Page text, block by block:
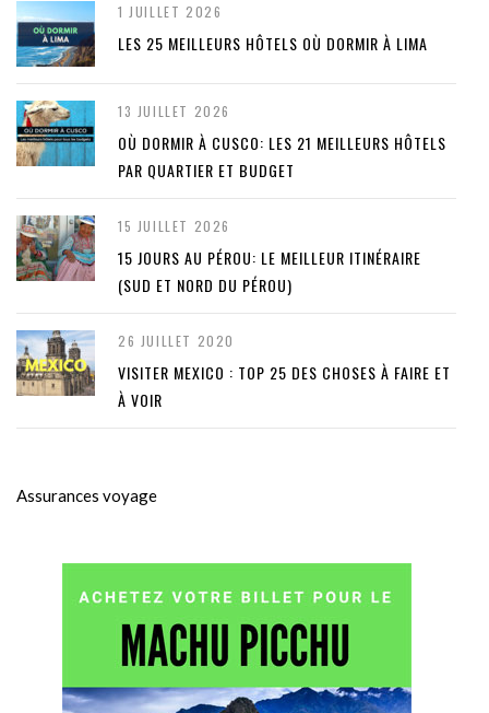
1 JUILLET 2026
LES 25 MEILLEURS HÔTELS OÙ DORMIR À LIMA
13 JUILLET 2026
OÙ DORMIR À CUSCO: LES 21 MEILLEURS HÔTELS
PAR QUARTIER ET BUDGET
15 JUILLET 2026
15 JOURS AU PÉROU: LE MEILLEUR ITINÉRAIRE
(SUD ET NORD DU PÉROU)
26 JUILLET 2020
VISITER MEXICO : TOP 25 DES CHOSES À FAIRE ET
À VOIR
Assurances voyage